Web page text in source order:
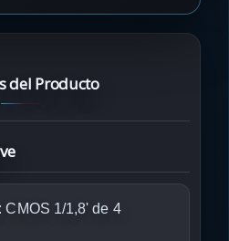
del Producto
CMOS 1/1,8' de 4